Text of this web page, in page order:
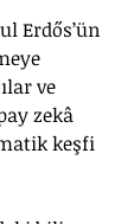
Erdős’ün
ve
zekâ
keşfi